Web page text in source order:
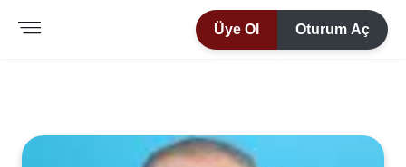
Üye Ol Oturum Aç